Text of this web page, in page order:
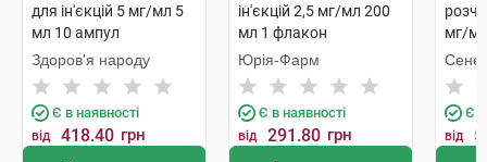
для ін'єкцій 5 мг/мл 5
мл 10 ампул
Здоров'я народу
Є в наявності
від 418.40 грн
ін'єкцій 2,5 мг/мл 200
мл 1 флакон
Юрія-Фарм
Є в наявності
від 291.80 грн
мг/
Є в
від